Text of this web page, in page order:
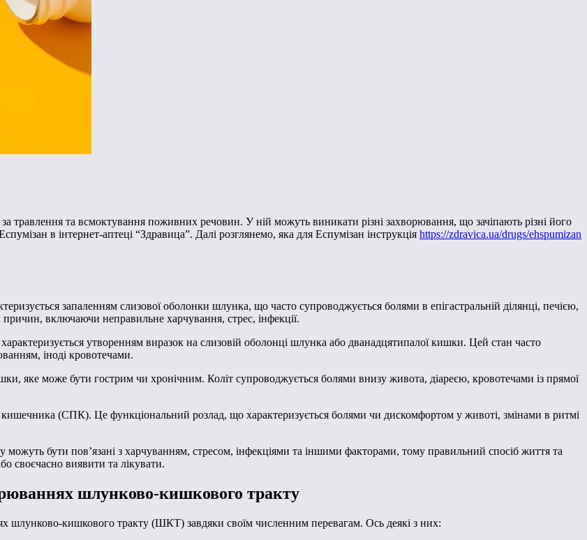
травлення та всмоктування поживних речовин. У ній можуть виникати різні захворювання, що зачіпають різні його
в інтернет-аптеці “Здравица”. Далі розглянемо, яка для Еспумізан інструкція https://zdravica.ua/drugs/ehspumizan
запаленням слизової оболонки шлунка, що часто супроводжується болями в епігастральній ділянці, печією,
включаючи неправильне харчування, стрес, інфекції.
утворенням виразок на слизовій оболонці шлунка або дванадцятипалої кишки. Цей стан часто
іноді кровотечами.
яке може бути гострим чи хронічним. Коліт супроводжується болями внизу живота, діареєю, кровотечами із прямої
(СПК). Це функціональний розлад, що характеризується болями чи дискомфортом у животі, змінами в ритмі
бути пов’язані з харчуванням, стресом, інфекціями та іншими факторами, тому правильний спосіб життя та
своєчасно виявити та лікувати.
шлунково-кишкового тракту
шлунково-кишкового тракту (ШКТ) завдяки своїм численним перевагам. Ось деякі з них: